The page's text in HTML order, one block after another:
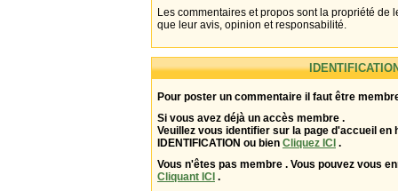
Les commentaires et propos sont la propriété de
que leur avis, opinion et responsabilité.
Pour poster un commentaire il faut être
Si vous avez déjà un accès membre .
Veuillez vous identifier sur la page d'accueil en
IDENTIFICATION ou bien Cliquez ICI .
Vous n'êtes pas membre . Vous pouvez vous
Cliquant ICI .